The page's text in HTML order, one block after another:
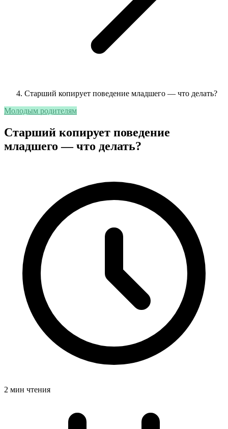
Старший копирует поведение младшего — что делать?
Молодым родителям
Старший копирует поведение
младшего — что делать?
2 мин чтения